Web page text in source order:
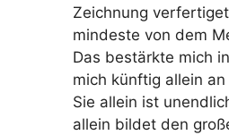
Zeichnung
mindeste von dem
Das bestärkte mich
mich künftig allein
Sie allein ist
allein bildet den